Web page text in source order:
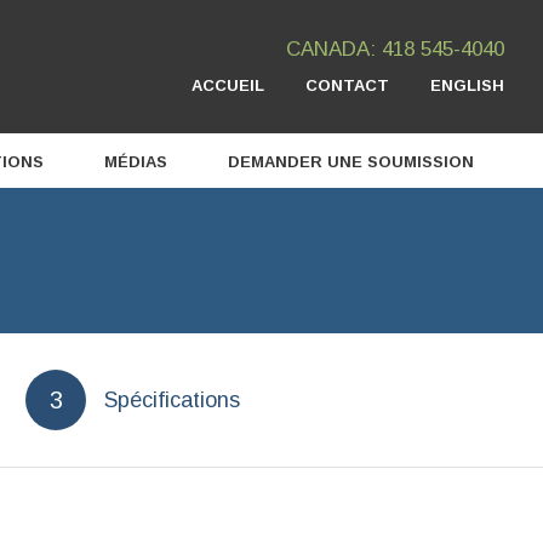
CANADA: 418 545-4040
ACCUEIL CONTACT ENGLISH
MÉDIAS DEMANDER UNE SOUMISSION
Spécifications